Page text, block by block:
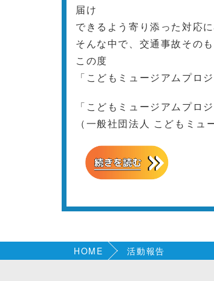
届け
できるよう寄り添った対応
そんな中で、交通事故その
この度
「こどもミュージアムプロ
「こどもミュージアムプロ
（一般社団法人 こどもミ
HOME 活動報告